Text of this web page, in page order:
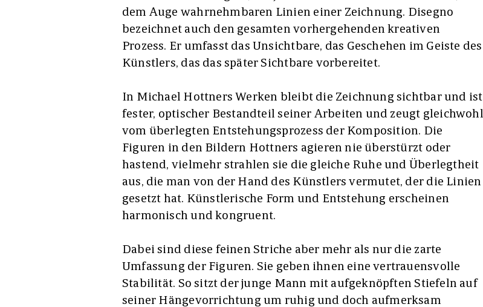
dem Auge wahrnehmbaren Linien einer Zeichnung. Disegno
bezeichnet auch den gesamten vorhergehenden kreativen
Prozess. Er umfasst das Unsichtbare, das Geschehen im Geiste des
Künstlers, das das später Sichtbare vorbereitet.
In Michael Hottners Werken bleibt die Zeichnung sichtbar und ist
fester, optischer Bestandteil seiner Arbeiten und zeugt gleichwohl
vom überlegten Entstehungsprozess der Komposition. Die
Figuren in den Bildern Hottners agieren nie überstürzt oder
hastend, vielmehr strahlen sie die gleiche Ruhe und Überlegtheit
aus, die man von der Hand des Künstlers vermutet, der die Linien
gesetzt hat. Künstlerische Form und Entstehung erscheinen
harmonisch und kongruent.
Dabei sind diese feinen Striche aber mehr als nur die zarte
Umfassung der Figuren. Sie geben ihnen eine vertrauensvolle
Stabilität. So sitzt der junge Mann mit aufgeknöpften Stiefeln auf
seiner Hängevorrichtung um ruhig und doch aufmerksam